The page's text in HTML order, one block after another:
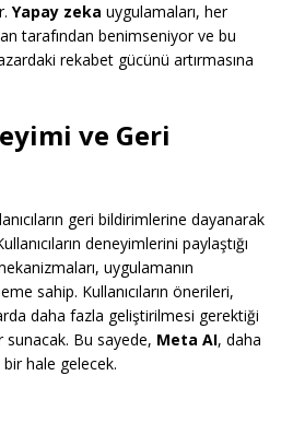
Yapay zeka uygulamaları, her
tarafından benimseniyor ve bu
rekabet gücünü artırmasına
ve Geri
geri bildirimlerine dayanarak
deneyimlerini paylaştığı
uygulamanın
sahip. Kullanıcıların önerileri,
daha fazla geliştirilmesi gerektiği
Bu sayede, Meta AI, daha
bir hale gelecek.